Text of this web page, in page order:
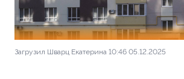
Загрузил Шварц Екатерина 10:46 05.12.2025